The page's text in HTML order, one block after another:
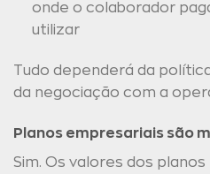
onde o colaborador
utilizar
Tudo dependerá da
da negociação com a
Planos empresariais são
Sim. Os valores dos